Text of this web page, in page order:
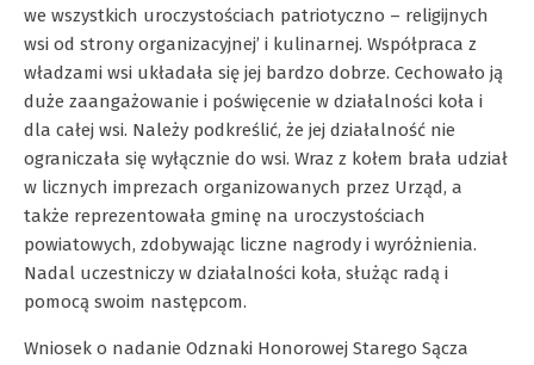
we wszystkich uroczystościach patriotyczno – religijnych
wsi od strony organizacyjnej’ i kulinarnej. Współpraca z
władzami wsi układała się jej bardzo dobrze. Cechowało ją
duże zaangażowanie i poświęcenie w działalności koła i
dla całej wsi. Należy podkreślić, że jej działalność nie
ograniczała się wyłącznie do wsi. Wraz z kołem brała udział
w licznych imprezach organizowanych przez Urząd, a
także reprezentowała gminę na uroczystościach
powiatowych, zdobywając liczne nagrody i wyróżnienia.
Nadal uczestniczy w działalności koła, służąc radą i
pomocą swoim następcom.
Wniosek o nadanie Odznaki Honorowej Starego Sącza